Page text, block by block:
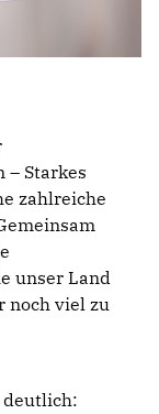
– Starkes
zahlreiche
unser Land
noch viel zu
deutlich: